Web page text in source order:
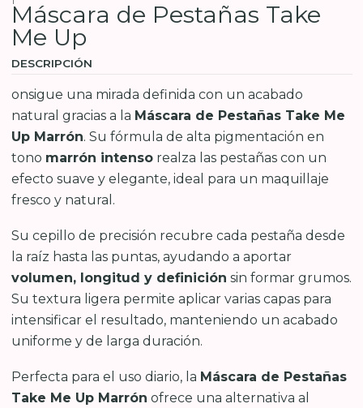
Máscara de Pestañas Take
Me Up
DESCRIPCIÓN
onsigue una mirada definida con un acabado
natural gracias a la Máscara de Pestañas Take Me
Up Marrón. Su fórmula de alta pigmentación en
tono marrón intensorealza las pestañas con un
efecto suave y elegante, ideal para un maquillaje
fresco y natural.
Su cepillo de precisión recubre cada pestaña desde
la raíz hasta las puntas, ayudando a aportar
volumen, longitud y definición sin formar grumos.
Su textura ligera permite aplicar varias capas para
intensificar el resultado, manteniendo un acabado
uniforme y de larga duración.
Perfecta para el uso diario, la Máscara de Pestañas
Take Me Up Marrón ofrece una alternativa al